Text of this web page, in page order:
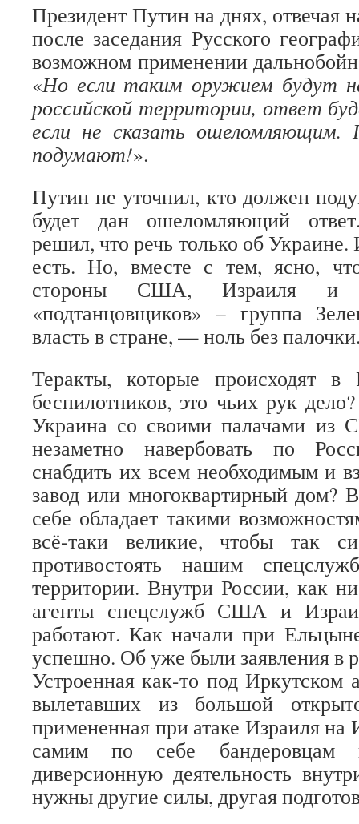
Президент Путин на днях, отвечая
после заседания Русского
возможном применении
«Но если таким оружием будут
российской территории, ответ
если не сказать
подумают!».
Путин не уточнил, кто должен
будет дан ошеломляющий
решил, что речь только об Украине.
есть. Но, вместе с тем, ясно,
стороны США, Израиля и
«подтанцовщиков» – группа
власть в стране, — ноль без
Теракты, которые происходят
беспилотников, это чьих рук
Украина со своими палачами из
незаметно навербовать по
снабдить их всем необходимым и
завод или многоквартирный
себе обладает такими
всё-таки великие, чтобы так
противостоять нашим
территории. Внутри России, как
агенты спецслужб США и
работают. Как начали при
успешно. Об уже были заявления в
Устроенная как-то под Иркутском
вылетавших из большой
примененная при атаке Израиля
самим по себе бандеровцам
диверсионную деятельность
нужны другие силы, другая